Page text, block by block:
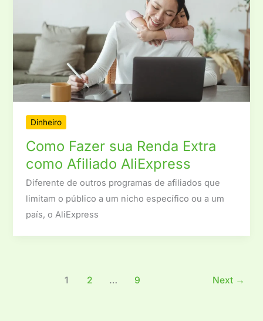
Dinheiro
Como Fazer sua Renda Extra
como Afiliado AliExpress
Diferente de outros programas de afiliados que
limitam o público a um nicho específico ou a um
país, o AliExpress
1 2 … 9 Next →